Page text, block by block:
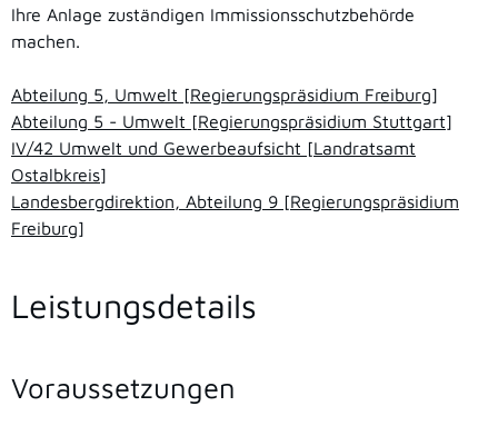
Ihre Anlage zuständigen Immissionsschutzbehörde
machen.
Abteilung 5, Umwelt [Regierungspräsidium Freiburg]
Abteilung 5 - Umwelt [Regierungspräsidium Stuttgart]
IV/42 Umwelt und Gewerbeaufsicht [Landratsamt
Ostalbkreis]
Landesbergdirektion, Abteilung 9 [Regierungspräsidium
Freiburg]
Leistungsdetails
Voraussetzungen